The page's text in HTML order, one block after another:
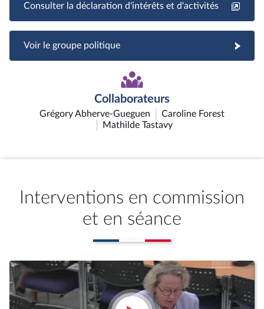
Consulter la déclaration d'intérêts et d'activités
Voir le groupe politique
Collaborateurs
Grégory Abherve-Gueguen
Caroline Forest
Mathilde Tastavy
Interventions en commission
et en séance